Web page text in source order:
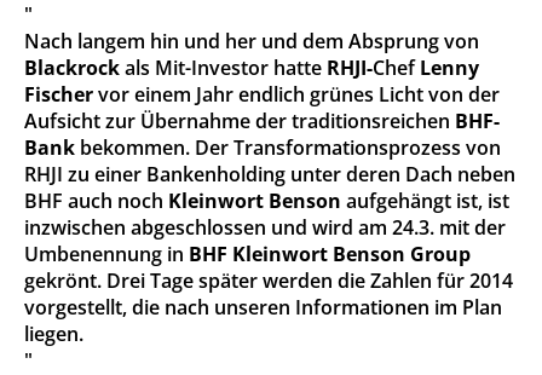
"
Nach langem hin und her und dem Absprung von
Blackrockals Mit-Investor hatte RHJI-ChefLenny
Fischervor einem Jahr endlich grünes Licht von der
Aufsicht zur Übernahme der traditionsreichen BHF-
Bank bekommen. Der Transformationsprozess von
RHJI zu einer Bankenholding unter deren Dach neben
BHF auch noch Kleinwort Benson aufgehängt ist, ist
inzwischen abgeschlossen und wird am 24.3. mit der
Umbenennung in BHF Kleinwort Benson Group
gekrönt. Drei Tage später werden die Zahlen für 2014
vorgestellt, die nach unseren Informationen im Plan
liegen.
"